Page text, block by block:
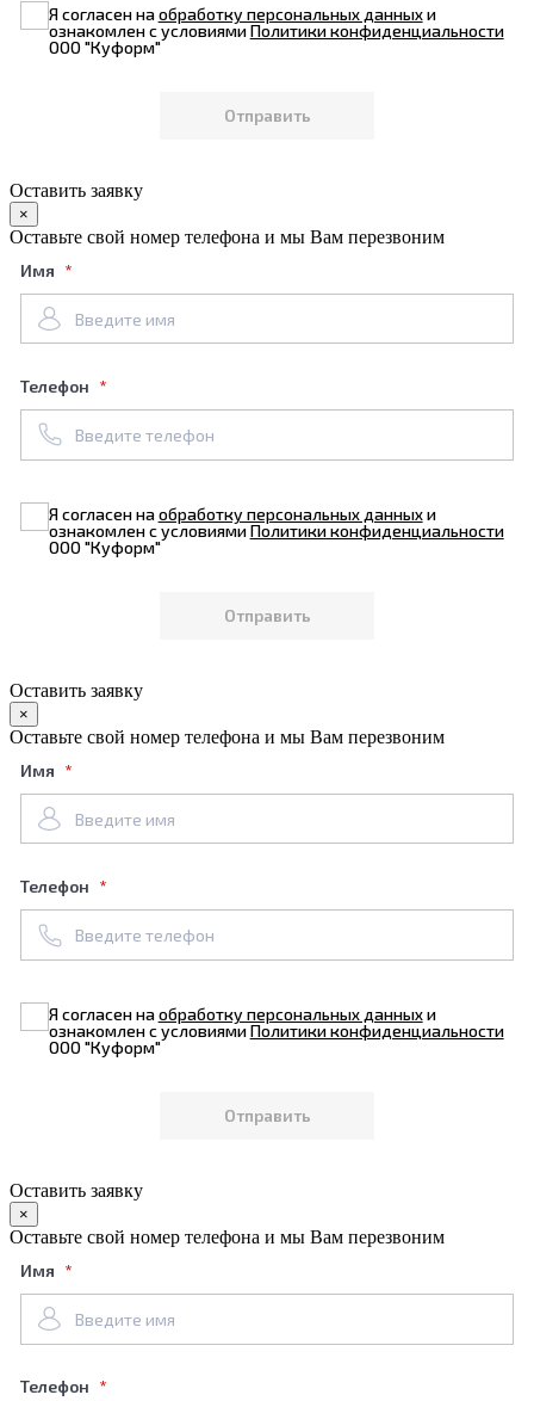
Я согласен наобработку персональных данныхи
ознакомлен с условиямиПолитики конфиденциальности
ООО "Куформ"
Оставить заявку
×
Оставьте свой номер телефона и мы Вам перезвоним
Имя
Телефон
Я согласен наобработку персональных данныхи
ознакомлен с условиямиПолитики конфиденциальности
ООО "Куформ"
Оставить заявку
×
Оставьте свой номер телефона и мы Вам перезвоним
Имя
Телефон
Я согласен наобработку персональных данныхи
ознакомлен с условиямиПолитики конфиденциальности
ООО "Куформ"
Оставить заявку
×
Оставьте свой номер телефона и мы Вам перезвоним
Имя
Телефон